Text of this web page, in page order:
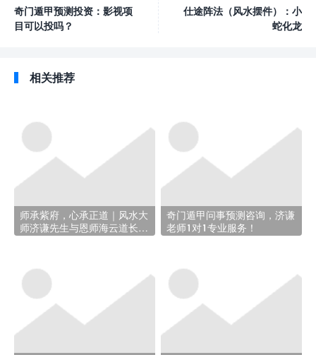
奇门遁甲预测投资：影视项
目可以投吗？
仕途阵法（风水摆件）：小
蛇化龙
相关推荐
师承紫府，心承正道｜风水大
师济谦先生与恩师海云道长的
奇门遁甲问事预测咨询，济谦
老师1对1专业服务！